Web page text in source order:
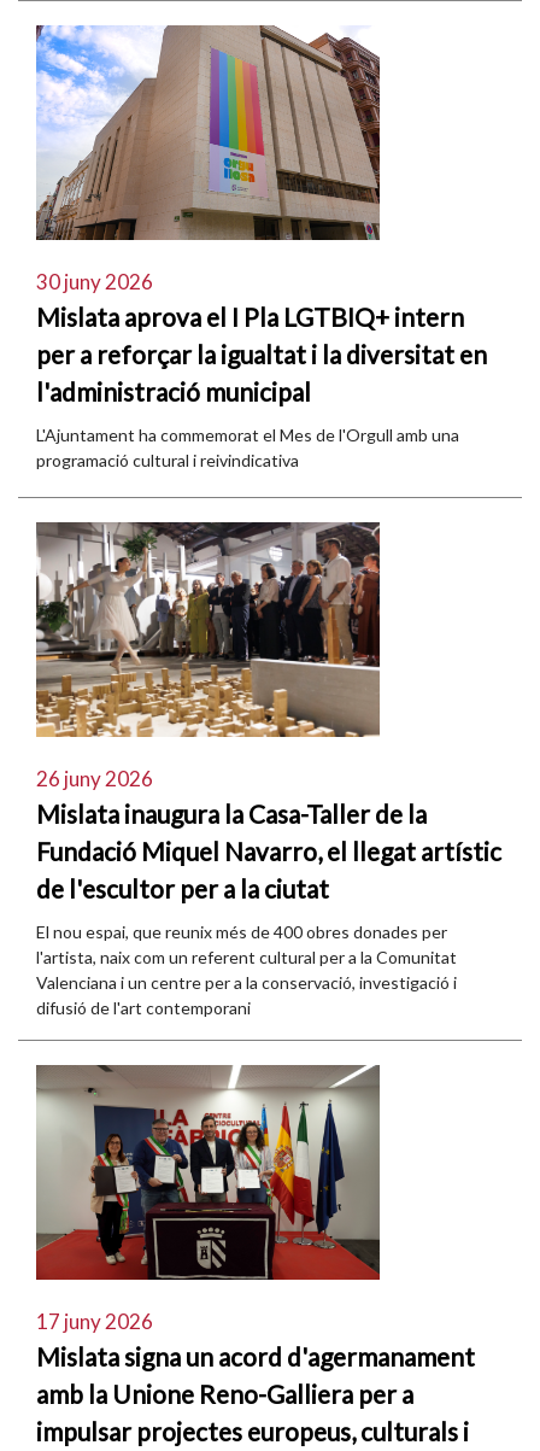
30 juny 2026
Mislata aprova el I Pla LGTBIQ+ intern
per a reforçar la igualtat i la diversitat en
l'administració municipal
L'Ajuntament ha commemorat el Mes de l'Orgull amb una
programació cultural i reivindicativa
26 juny 2026
Mislata inaugura la Casa-Taller de la
Fundació Miquel Navarro, el llegat artístic
de l'escultor per a la ciutat
El nou espai, que reunix més de 400 obres donades per
l'artista, naix com un referent cultural per a la Comunitat
Valenciana i un centre per a la conservació, investigació i
difusió de l'art contemporani
17 juny 2026
Mislata signa un acord d'agermanament
amb la Unione Reno-Galliera per a
impulsar projectes europeus, culturals i